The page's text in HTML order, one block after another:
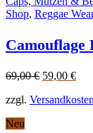
Shop, Reggae
Camouflage
69,00€ Original
was:
59,00 €
is:
zzgl. Versandkosten
Neu